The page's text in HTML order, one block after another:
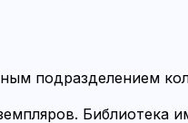
подразделением
Библиотека